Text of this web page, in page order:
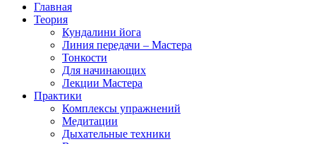
Главная
Теория
Кундалини йога
Линия передачи – Мастера
Тонкости
Для начинающих
Лекции Мастера
Практики
Комплексы упражнений
Медитации
Дыхательные техники